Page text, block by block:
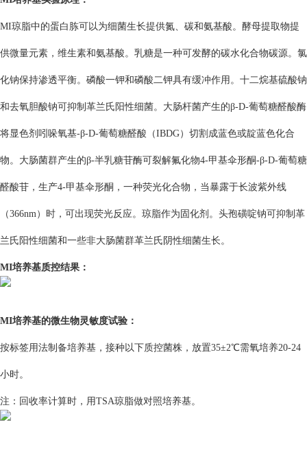
MI琼脂中的蛋白胨可以为细菌生长提供氮、碳和氨基酸。酵母提取物提
供微量元素，维生素和氨基酸。乳糖是一种可发酵的碳水化合物碳源。氯
化钠保持渗透平衡。磷酸一钾和磷酸二钾具有缓冲作用。十二烷基硫酸钠
和去氧胆酸钠可抑制革兰氏阳性细菌。 大肠杆菌产生的β-D-葡萄糖醛酸酶
将显色剂吲哚氧基-β-D-葡萄糖醛酸（IBDG）切割成蓝色或靛蓝色化合
物。大肠菌群产生的β-半乳糖苷酶可裂解氟化物4-甲基伞形酮-β-D-葡萄糖
醛酸苷，生产4-甲基伞形酮，一种荧光化合物，当暴露于长波紫外线
（366nm）时，可出现荧光反应。琼脂作为固化剂。 头孢磺啶钠可抑制革
兰氏阳性细菌和一些非大肠菌群革兰氏阴性细菌生长。
MI培养基质控结果：
MI培养基的微生物灵敏度试验：
按标签用法制备培养基，接种以下质控菌株，放置35±2℃需氧培养20-24
小时。
注：回收率计算时，用TSA琼脂做对照培养基。